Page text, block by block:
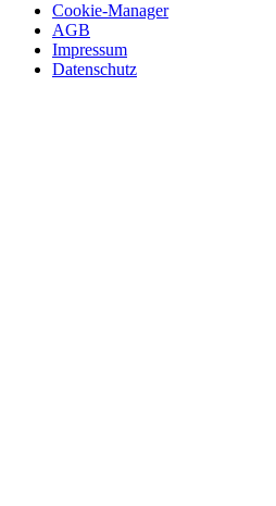
Cookie-Manager
AGB
Impressum
Datenschutz